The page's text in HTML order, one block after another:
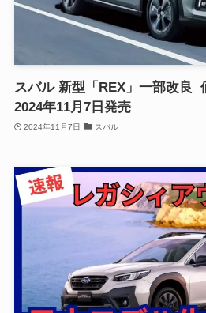
スバル 新型「REX」一部改良
2024年11月7日発売
2024年11月7日 スバル